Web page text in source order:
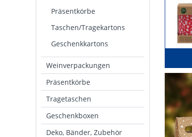
Präsentkörbe
Taschen/Tragekartons
Geschenkkartons
Weinverpackungen
Präsentkörbe
Tragetaschen
Geschenkboxen
Deko, Bänder, Zubehör